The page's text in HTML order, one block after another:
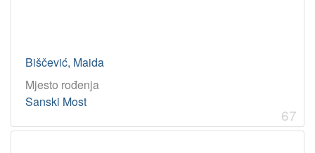
Biščević, Maida
Mjesto rođenja
Sanski Most
67